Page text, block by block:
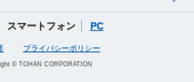
スマートフォン PC
プライバシーポリシー
© TOHAN CORPORATION